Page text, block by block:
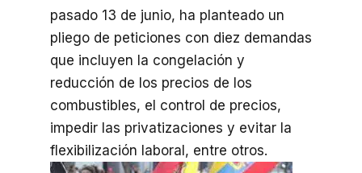
pasado 13 de junio, ha planteado un
pliego de peticiones con diez demandas
que incluyen la congelación y
reducción de los precios de los
combustibles, el control de precios,
impedir las privatizaciones y evitar la
flexibilización laboral, entre otros.